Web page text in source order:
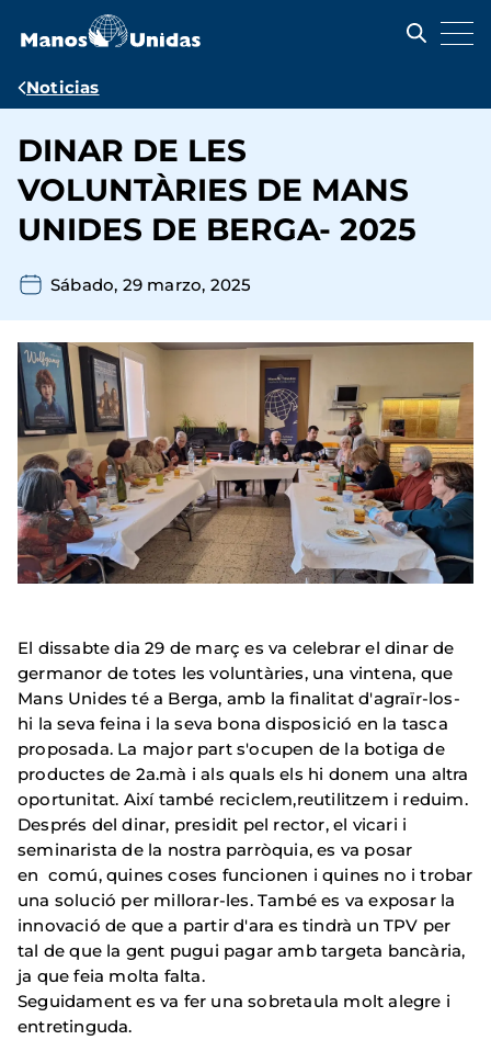
contenido
Ruta
navegación
Noticias
DINAR DE LES
VOLUNTÀRIES DE MANS
UNIDES DE BERGA- 2025
Sábado, 29 marzo, 2025
El dissabte dia 29 de març es va celebrar el dinar de
germanor de totes les voluntàries, una vintena, que
Mans Unides té a Berga, amb la finalitat d'agraïr-los-
hi la seva feina i la seva bona disposició en la tasca
proposada. La major part s'ocupen de la botiga de
productes de 2a.mà i als quals els hi donem una altra
oportunitat. Així també reciclem,reutilitzem i reduim.
Després del dinar, presidit pel rector, el vicari i
seminarista de la nostra parròquia, es va posar
en comú, quines coses funcionen i quines no i trobar
una solució per millorar-les. També es va exposar la
innovació de que a partir d'ara es tindrà un TPV per
tal de que la gent pugui pagar amb targeta bancària,
ja que feia molta falta.
Seguidament es va fer una sobretaula molt alegre i
entretinguda.